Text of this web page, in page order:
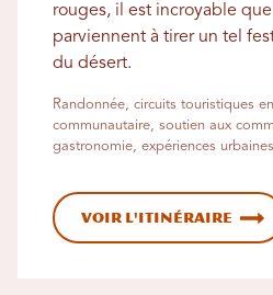
rouges, il est incroyable
parviennent à tirer un tel
du désert.
Randonnée, circuits touristiques
communautaire, soutien aux
gastronomie, expériences urbaines
Voir l'itinéraire